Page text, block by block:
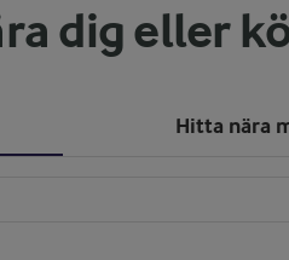
dig eller
Hitta nära